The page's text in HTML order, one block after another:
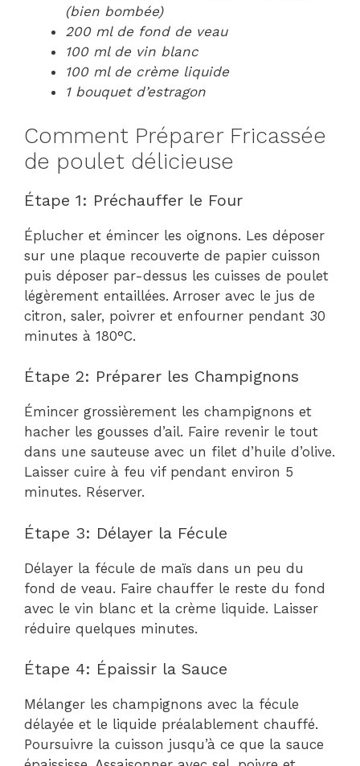
(bien bombée)
200 ml de fond de veau
100 ml de vin blanc
100 ml de crème liquide
1 bouquet d’estragon
Comment Préparer Fricassée
de poulet délicieuse
Étape 1: Préchauffer le Four
Éplucher et émincer les oignons. Les déposer
sur une plaque recouverte de papier cuisson
puis déposer par-dessus les cuisses de poulet
légèrement entaillées. Arroser avec le jus de
citron, saler, poivrer et enfourner pendant 30
minutes à 180°C.
Étape 2: Préparer les Champignons
Émincer grossièrement les champignons et
hacher les gousses d’ail. Faire revenir le tout
dans une sauteuse avec un filet d’huile d’olive.
Laisser cuire à feu vif pendant environ 5
minutes. Réserver.
Étape 3: Délayer la Fécule
Délayer la fécule de maïs dans un peu du
fond de veau. Faire chauffer le reste du fond
avec le vin blanc et la crème liquide. Laisser
réduire quelques minutes.
Étape 4: Épaissir la Sauce
Mélanger les champignons avec la fécule
délayée et le liquide préalablement chauffé.
Poursuivre la cuisson jusqu’à ce que la sauce